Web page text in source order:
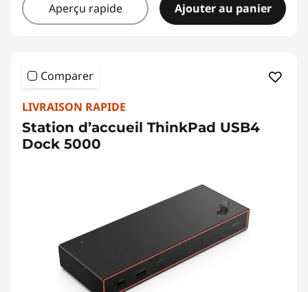
Aperçu rapide Ajouter au panier
Comparer
LIVRAISON RAPIDE
Station d’accueil ThinkPad USB4
Dock 5000